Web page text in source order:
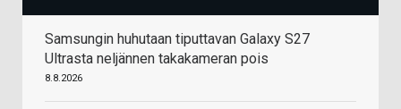
Samsungin huhutaan tiputtavan Galaxy S27
Ultrasta neljännen takakameran pois
8.8.2026